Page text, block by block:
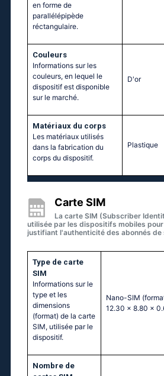
en forme de
parallélépipède
réctangulaire.
Couleurs
Informations sur les
couleurs, en lequel le
dispositif est disponible
sur le marché.
D'or
Matériaux du corps
Les matériaux utilisés
dans la fabrication du
corps du dispositif.
Plastique
Carte SIM
La carte SIM (Subscriber
utilisée par les dispositifs mobiles
justifiant l'authenticité des abonnés de
Type de carte
SIM
Informations sur le
type et les
dimensions
(format) de la carte
SIM, utilisée par le
dispositif.
Nano-SIM
12.30 x 8.80 x
Nombre de